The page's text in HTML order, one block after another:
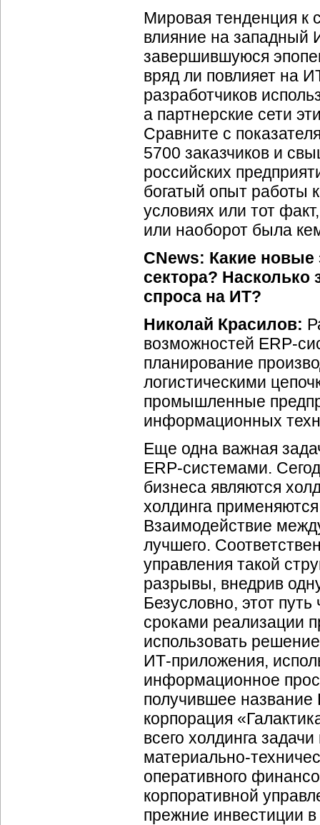
Мировая тенденция к
влияние на западный
завершившуюся
вряд ли повлияет на
разработчиков
а партнерские сети
Сравните с
5700 заказчиков и
российских
богатый опыт работы
условиях или тот
или наоборот была
CNews: Какие новые
сектора? Насколько
спроса на ИТ?
Николай Красилов:
возможностей ERP-
планирование
логистическими
промышленные
информационных
Еще одна важная
ERP-системами.
бизнеса являются
холдинга
Взаимодействие
лучшего.
управления такой
разрывы, внедрив
Безусловно, этот
сроками реализации
использовать
ИТ-приложения,
информационное
получившее название
корпорация
всего холдинга
материально-
оперативного
корпоративной
прежние инвестиции